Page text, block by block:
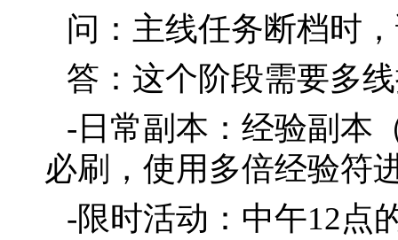
问：主线任务断档时
答：这个阶段需要多
-日常副本：经验副本
必刷，使用多倍经验符
-限时活动：中午12点